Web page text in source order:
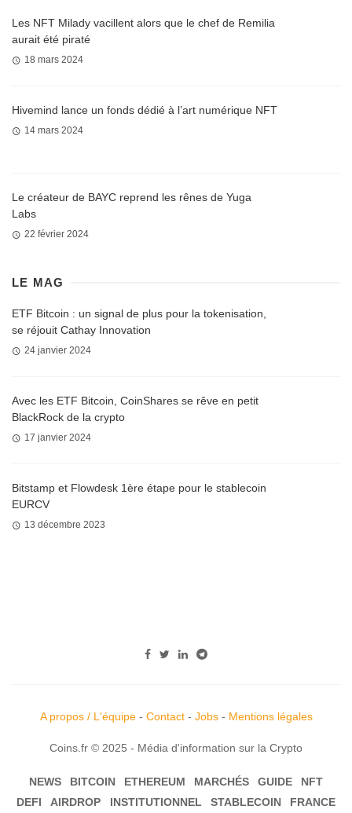
Les NFT Milady vacillent alors que le chef de Remilia
aurait été piraté
18 mars 2024
Hivemind lance un fonds dédié à l’art numérique NFT
14 mars 2024
Le créateur de BAYC reprend les rênes de Yuga
Labs
22 février 2024
LE MAG
ETF Bitcoin : un signal de plus pour la tokenisation,
se réjouit Cathay Innovation
24 janvier 2024
Avec les ETF Bitcoin, CoinShares se rêve en petit
BlackRock de la crypto
17 janvier 2024
Bitstamp et Flowdesk 1ère étape pour le stablecoin
EURCV
13 décembre 2023
A propos / L'équipe- Contact- Jobs- Mentions légales
Coins.fr © 2025 - Média d'information sur la Crypto
NEWS BITCOIN ETHEREUM MARCHÉS GUIDE
NFT
DEFI
AIRDROP INSTITUTIONNEL STABLECOIN FRANCE